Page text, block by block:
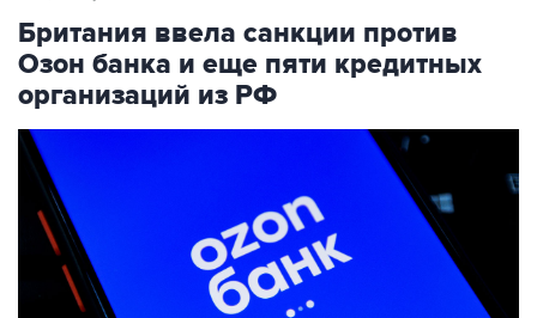
Британия ввела санкции против
Озон банка и еще пяти кредитных
организаций из РФ